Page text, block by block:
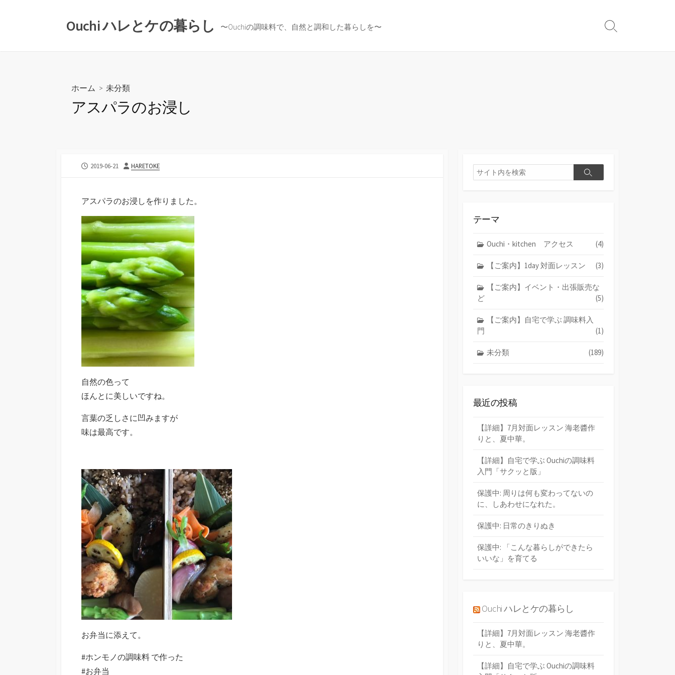
Ouchi ハレとケの暮らし 〜Ouchiの調味料で、自然と調和した暮らしを〜
検
ホーム > 未分類
アスパラのお浸し
公
2019-06-21
投
HARETOKE
アスパラのお浸しを作りました。
自然の色って
ほんとに美しいですね。
言葉の乏しさに凹みますが
味は最高です。
お弁当に添えて。
#ホンモノの調味料 で作った
#お弁当
検
索
検
テーマ
Ouchi・kitchen アクセス (4)
【ご案内】1day 対面レッスン (3)
【ご案内】イベント・出張販売な
ど
(5)
【ご案内】自宅で学ぶ 調味料入
門
(1)
未分類 (189)
最近の投稿
【詳細】7月対面レッスン 海老醬作
りと、夏中華。
【詳細】自宅で学ぶ Ouchiの調味料
入門「サクッと版」
保護中: 周りは何も変わってないの
に、しあわせになれた。
保護中: 日常のきりぬき
保護中: 「こんな暮らしができたら
いいな」を育てる
Ouchi ハレとケの暮らし
【詳細】7月対面レッスン 海老醬作
りと、夏中華。
【詳細】自宅で学ぶ Ouchiの調味料